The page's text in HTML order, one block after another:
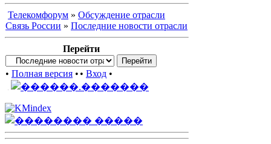
Телекомфорум » Обсуждение отрасли
Связь России » Последние новости отрасли
Перейти
• Полная версия • • Вход •